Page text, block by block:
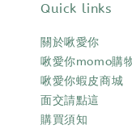
Quick links
關於啾愛你
啾愛你momo購
啾愛你蝦皮商城
面交請點這
購買須知